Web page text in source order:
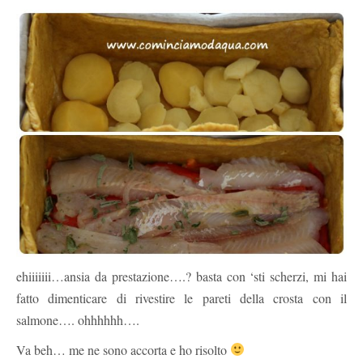
ehiiiiiii…ansia da prestazione….? basta con ‘sti scherzi, mi hai
fatto dimenticare di rivestire le pareti della crosta con il
salmone…. ohhhhhh….
Va beh… me ne sono accorta e ho risolto